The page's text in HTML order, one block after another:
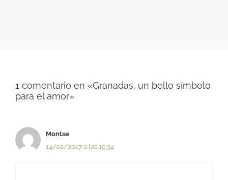
1 comentario en «Granadas, un bello símbolo
para el amor»
Montse
14/02/2017 a las 19:34